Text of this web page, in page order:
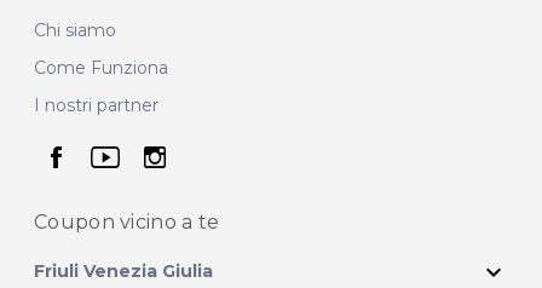
Chi siamo
Come Funziona
I nostri partner
seguici su facebook
seguici su youtube
seguici su instagram
Coupon vicino a te
Friuli Venezia Giulia expand_more